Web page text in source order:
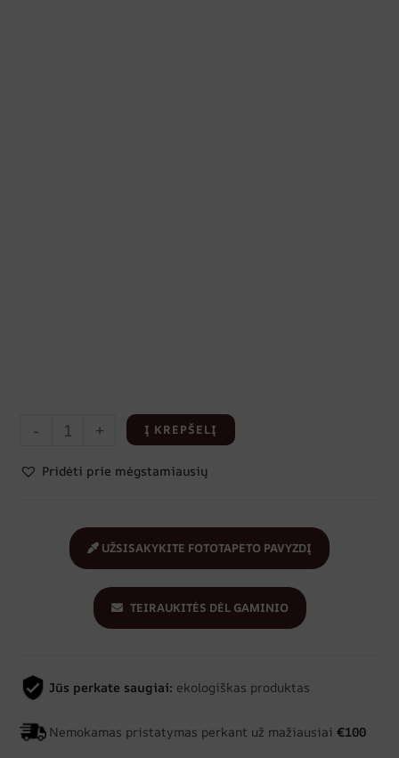
- + Į KREPŠELĮ
Pridėti prie mėgstamiausių
UŽSISAKYKITE FOTOTAPETO PAVYZDĮ
TEIRAUKITĖS DĖL GAMINIO
Jūs perkate saugiai: ekologiškas produktas
Nemokamas pristatymas perkant už mažiausiai€100